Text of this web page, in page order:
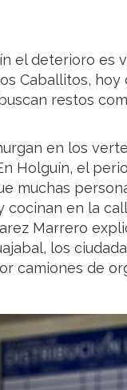
el deterioro es
Caballitos,
restos
en los
Holguín, el
muchas
cocinan en la
Marrero
los
camiones de